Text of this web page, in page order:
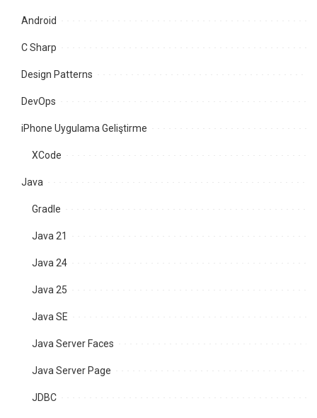
Android
C Sharp
Design Patterns
DevOps
iPhone Uygulama Geliştirme
XCode
Java
Gradle
Java 21
Java 24
Java 25
Java SE
Java Server Faces
Java Server Page
JDBC